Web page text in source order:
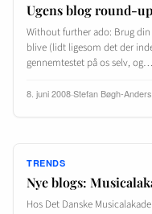
Ugens blog round-up
Without further ado: Brug
blive (lidt ligesom det der
gennemtestet på os selv, og…
8. juni 2008·Stefan Bøgh-
TRENDS
Nye blogs:
Hos Det Danske